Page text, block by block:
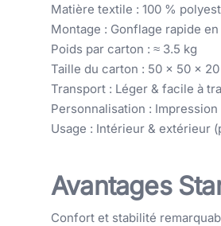
Matière textile : 100 %
Montage : Gonflage rapide en
Poids par carton : ≈ 3.5 kg
Taille du carton : 50 × 50 ×
Transport : Léger & facile à
Personnalisation :
Usage : Intérieur & extérieur
Avantages
Confort et stabilité